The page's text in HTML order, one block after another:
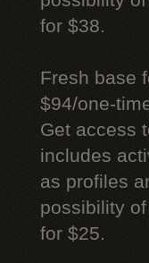
for $38.
Fresh base
$94/one-
Get access
includes
as profiles
possibility
for $25.